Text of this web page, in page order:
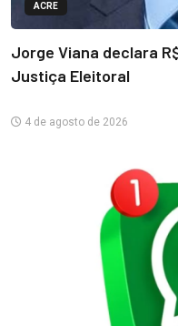
ACRE
Jorge Viana declara
Justiça Eleitoral
4 de agosto de 2026